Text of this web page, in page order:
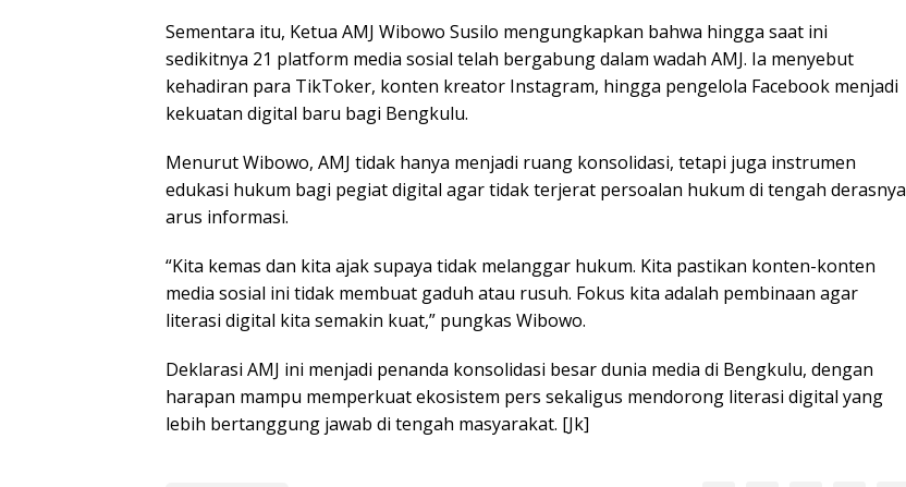
Sementara itu, Ketua AMJ Wibowo Susilo mengungkapkan bahwa hingga saat ini
sedikitnya 21 platform media sosial telah bergabung dalam wadah AMJ. Ia menyebut
kehadiran para TikToker, konten kreator Instagram, hingga pengelola Facebook menjadi
kekuatan digital baru bagi Bengkulu.
Menurut Wibowo, AMJ tidak hanya menjadi ruang konsolidasi, tetapi juga instrumen
edukasi hukum bagi pegiat digital agar tidak terjerat persoalan hukum di tengah derasnya
arus informasi.
“Kita kemas dan kita ajak supaya tidak melanggar hukum. Kita pastikan konten-konten
media sosial ini tidak membuat gaduh atau rusuh. Fokus kita adalah pembinaan agar
literasi digital kita semakin kuat,” pungkas Wibowo.
Deklarasi AMJ ini menjadi penanda konsolidasi besar dunia media di Bengkulu, dengan
harapan mampu memperkuat ekosistem pers sekaligus mendorong literasi digital yang
lebih bertanggung jawab di tengah masyarakat. [Jk]